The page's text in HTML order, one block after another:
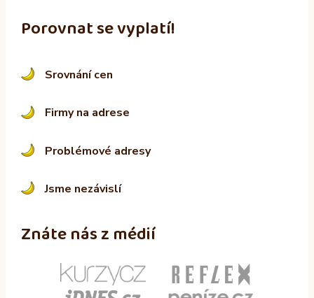
Porovnat se vyplatí!
Srovnání cen
Firmy na adrese
Problémové adresy
Jsme nezávislí
Znáte nás z médií